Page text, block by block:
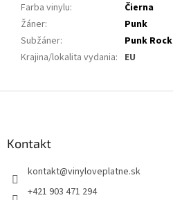
Farba vinylu:
Čierna
Žáner:
Punk
Subžáner:
Punk Rock
Krajina/lokalita vydania: EU
Kontakt
kontakt@vinyloveplatne.sk
+421 903 471 294